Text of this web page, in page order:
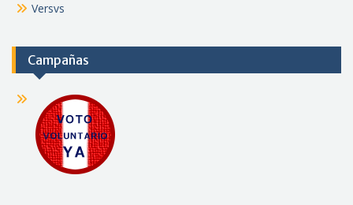
Versvs
Campañas